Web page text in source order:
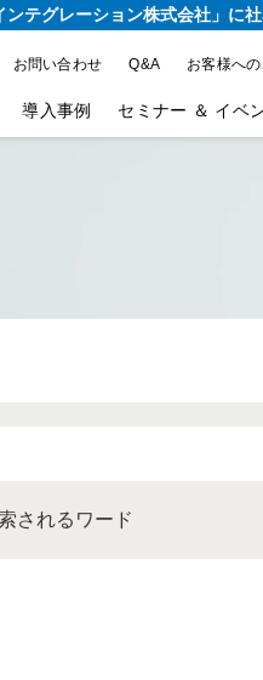
ンテグレーション株式会社」に社
お問い合わせ Q&A お客様へ
導入事例 セミナー ＆ イベ
されるワード